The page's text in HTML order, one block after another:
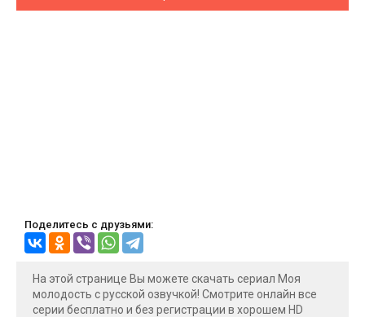
Поделитесь с друзьями:
На этой странице Вы можете скачать сериал Моя
молодость с русской озвучкой! Смотрите онлайн все
серии бесплатно и без регистрации в хорошем HD